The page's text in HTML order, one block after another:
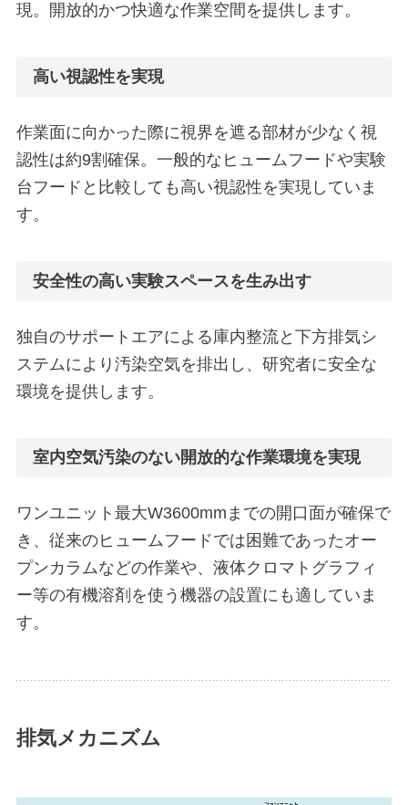
現。開放的かつ快適な作業空間を提供します。
高い視認性を実現
作業面に向かった際に視界を遮る部材が少なく視
認性は約9割確保。一般的なヒュームフードや実験
台フードと比較しても高い視認性を実現していま
す。
安全性の高い実験スペースを生み出す
独自のサポートエアによる庫内整流と下方排気シ
ステムにより汚染空気を排出し、研究者に安全な
環境を提供します。
室内空気汚染のない開放的な作業環境を実現
ワンユニット最大W3600mmまでの開口面が確保で
き、従来のヒュームフードでは困難であったオー
プンカラムなどの作業や、液体クロマトグラフィ
ー等の有機溶剤を使う機器の設置にも適していま
す。
排気メカニズム